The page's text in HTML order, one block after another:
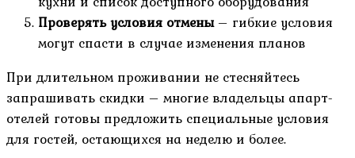
Проверять условия отмены– гибкие условия
могут спасти в случае изменения планов
При длительном проживании не стесняйтесь
запрашивать скидки – многие владельцы апарт-
отелей готовы предложить специальные условия
для гостей, остающихся на неделю и более.